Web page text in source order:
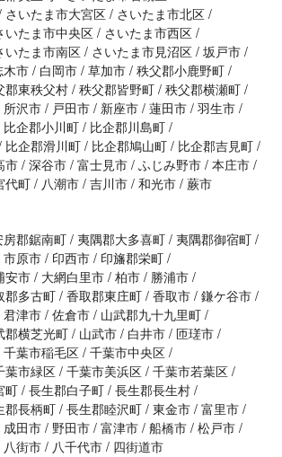
さいたま市大宮区
さいたま市北区
いたま市中央区
さいたま市西区
いたま市南区 さいたま市見沼区 坂戸市
木市 白岡市 草加市 秩父郡小鹿野町
郡東秩父村 秩父郡皆野町 秩父郡横瀬町
所沢市 戸田市 新座市 蓮田市 羽生市
比企郡小川町
比企郡川島町
比企郡滑川町 比企郡鳩山町
比企郡吉見町
市 深谷市 富士見市 ふじみ野市 本庄市
代町 八潮市 吉川市 和光市 蕨市
房郡鋸南町 夷隅郡大多喜町 夷隅郡御宿町
市原市 印西市
印旛郡栄町
安市 大網白里市 柏市
勝浦市
郡多古町 香取郡東庄町 香取市 鎌ケ谷市
君津市 佐倉市
山武郡九十九里町
郡横芝光町 山武市 白井市 匝瑳市
千葉市稲毛区 千葉市中央区
葉市緑区 千葉市美浜区 千葉市若葉区
町 長生郡白子町 長生郡長生村
郡長柄町 長生郡睦沢町 東金市 富里市
成田市 野田市 富津市 船橋市 松戸市
八街市 八千代市
四街道市